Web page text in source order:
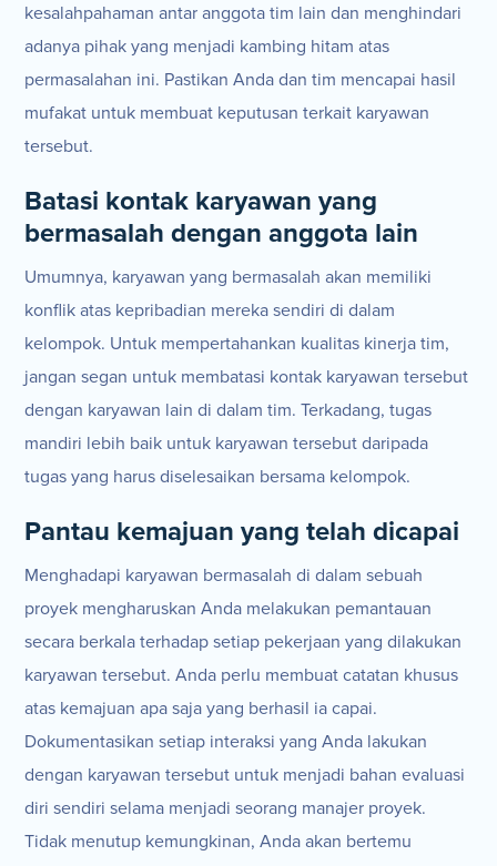
kesalahpahaman antar anggota tim lain dan menghindari
adanya pihak yang menjadi kambing hitam atas
permasalahan ini. Pastikan Anda dan tim mencapai hasil
mufakat untuk membuat keputusan terkait karyawan
tersebut.
Batasi kontak karyawan yang
bermasalah dengan anggota lain
Umumnya, karyawan yang bermasalah akan memiliki
konflik atas kepribadian mereka sendiri di dalam
kelompok. Untuk mempertahankan kualitas kinerja tim,
jangan segan untuk membatasi kontak karyawan tersebut
dengan karyawan lain di dalam tim. Terkadang, tugas
mandiri lebih baik untuk karyawan tersebut daripada
tugas yang harus diselesaikan bersama kelompok.
Pantau kemajuan yang telah dicapai
Menghadapi karyawan bermasalah di dalam sebuah
proyek mengharuskan Anda melakukan pemantauan
secara berkala terhadap setiap pekerjaan yang dilakukan
karyawan tersebut. Anda perlu membuat catatan khusus
atas kemajuan apa saja yang berhasil ia capai.
Dokumentasikan setiap interaksi yang Anda lakukan
dengan karyawan tersebut untuk menjadi bahan evaluasi
diri sendiri selama menjadi seorang manajer proyek.
Tidak menutup kemungkinan, Anda akan bertemu